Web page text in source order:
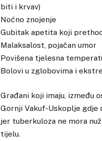
biti i krvav)
Noćno znojenje
Gubitak apetita koji
Malaksalost, pojačan umor
Povišena tjelesna
Bolovi u zglobovima i
Građani koji imaju, između
Gornji Vakuf-Uskoplje
jer tuberkuloza ne mora
tijelu.